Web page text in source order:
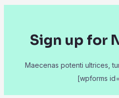
Sign up for
Maecenas potenti ultrices,
[wpforms